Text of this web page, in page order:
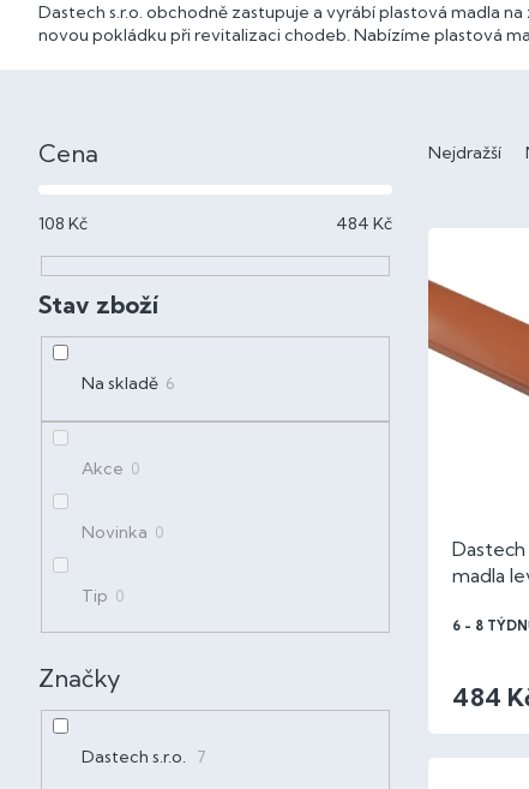
Dastech s.r.o. obchodně zastupuje a vyrábí plastová madla
novou pokládku při revitalizaci chodeb. Nabízíme plastová
s
t
r
a
n
n
í
p
n
e
Cena
108 Kč 484 Kč
Na skladě 6
Akce 0
Novinka 0
Tip 0
Značky
Dastech s.r.o. 7
a
p
Nejdražší
V
p
madla
6 - 8
484